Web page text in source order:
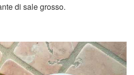
di sale grosso.